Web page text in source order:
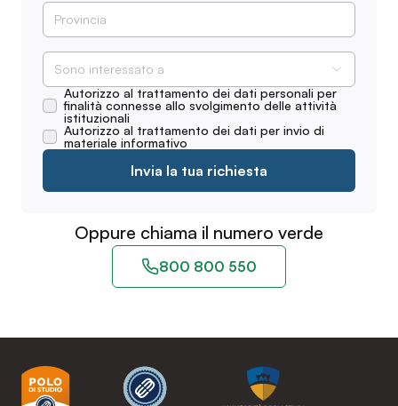
Sono interessato a
Autorizzo al trattamento dei dati personali per
finalità connesse allo svolgimento delle attività
istituzionali
Autorizzo al trattamento dei dati per invio di
materiale informativo
Invia la tua richiesta
Oppure chiama il numero verde
800 800 550